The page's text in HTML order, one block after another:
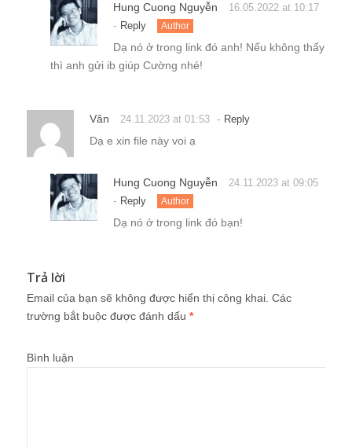
Hung Cuong Nguyễn 16.05.2022 at 10:17
- Reply Author
Dạ nó ở trong link đó anh! Nếu không thấy
thì anh gửi ib giúp Cường nhé!
Vân 24.11.2023 at 01:53 - Reply
Dạ e xin file này voi ạ
Hung Cuong Nguyễn 24.11.2023 at 09:05
- Reply Author
Dạ nó ở trong link đó bạn!
Trả lời
Email của bạn sẽ không được hiển thị công khai. Các
trường bắt buộc được đánh dấu *
Bình luận